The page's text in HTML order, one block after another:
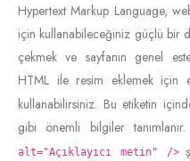
Hypertext Markup Language,
için kullanabileceğiniz güçlü bir
çekmek ve sayfanın genel
HTML ile resim eklemek
kullanabilirsiniz. Bu etiketin
gibi önemli bilgiler
alt="Açıklayıcı metin" />